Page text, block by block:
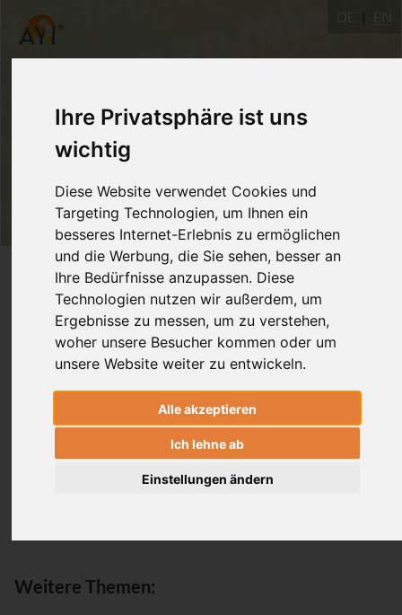
Ihre Privatsphäre ist uns
wichtig
Diese Website verwendet Cookies und
Targeting Technologien, um Ihnen ein
besseres Internet-Erlebnis zu ermöglichen
und die Werbung, die Sie sehen, besser an
Ihre Bedürfnisse anzupassen. Diese
Technologien nutzen wir außerdem, um
Ergebnisse zu messen, um zu verstehen,
woher unsere Besucher kommen oder um
unsere Website weiter zu entwickeln.
Alle akzeptieren
Ich lehne ab
Einstellungen ändern
Login
Passwort vergessen / Registrieren
Weitere Themen: